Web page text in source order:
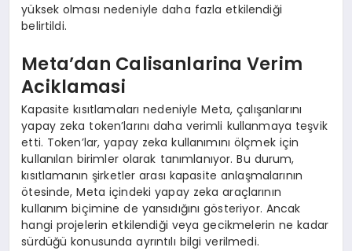
yüksek olması nedeniyle daha fazla etkilendiği
belirtildi.
Meta’dan Calisanlarina Verim
Aciklamasi
Kapasite kısıtlamaları nedeniyle Meta, çalışanlarını
yapay zeka token’larını daha verimli kullanmaya teşvik
etti. Token’lar, yapay zeka kullanımını ölçmek için
kullanılan birimler olarak tanımlanıyor. Bu durum,
kısıtlamanın şirketler arası kapasite anlaşmalarının
ötesinde, Meta içindeki yapay zeka araçlarının
kullanım biçimine de yansıdığını gösteriyor. Ancak
hangi projelerin etkilendiği veya gecikmelerin ne kadar
sürdüğü konusunda ayrıntılı bilgi verilmedi.